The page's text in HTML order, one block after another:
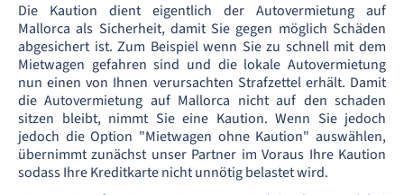
Die Kaution dient eigentlich der Autovermietung auf
Mallorca als Sicherheit, damit Sie gegen möglich Schäden
abgesichert ist. Zum Beispiel wenn Sie zu schnell mit dem
Mietwagen gefahren sind und die lokale Autovermietung
nun einen von Ihnen verursachten Strafzettel erhält. Damit
die Autovermietung auf Mallorca nicht auf den schaden
sitzen bleibt, nimmt Sie eine Kaution. Wenn Sie jedoch
jedoch die Option "Mietwagen ohne Kaution" auswählen,
übernimmt zunächst unser Partner im Voraus Ihre Kaution
sodass Ihre Kreditkarte nicht unnötig belastet wird.